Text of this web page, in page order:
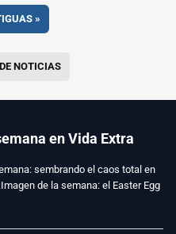
»
NOTICIAS
en Vida Extra
sembrando el caos total en
de la semana: el Easter Egg